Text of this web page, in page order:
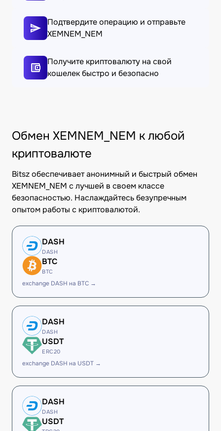
Подтвердите операцию и отправьте
XEMNEM_NEM
Получите криптовалюту на свой
кошелек быстро и безопасно
Обмен XEMNEM_NEM к любой
криптовалюте
Bitsz обеспечивает анонимный и быстрый обмен
XEMNEM_NEM с лучшей в своем классе
безопасностью. Наслаждайтесь безупречным
опытом работы с криптовалютой.
DASH
DASH
BTC
BTC
exchange DASH на BTC →
DASH
DASH
USDT
ERC20
exchange DASH на USDT →
DASH
DASH
USDT